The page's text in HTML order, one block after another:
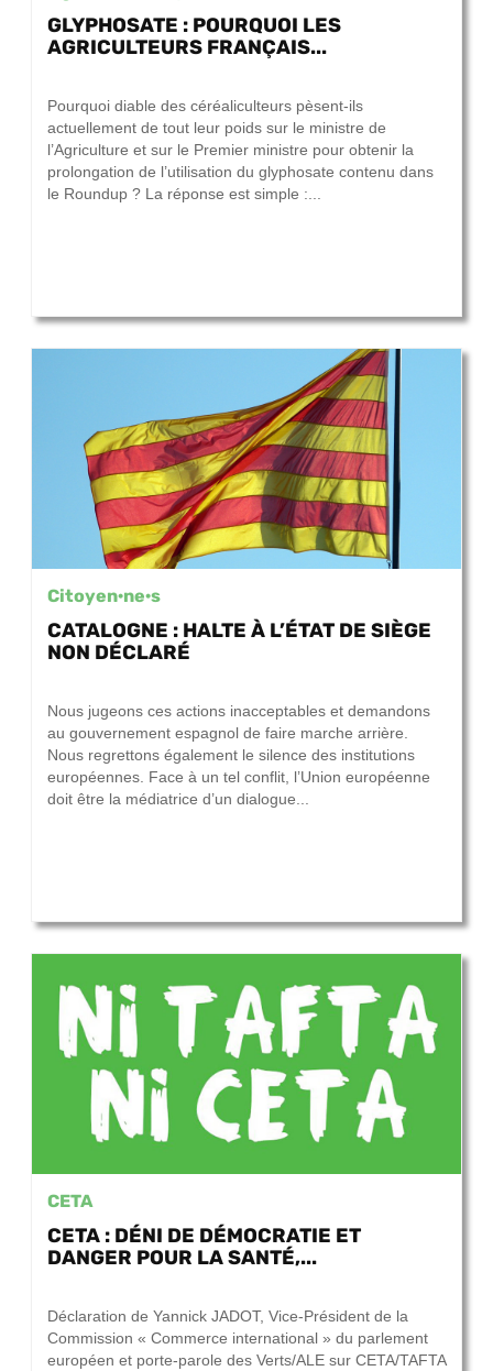
GLYPHOSATE : POURQUOI LES
AGRICULTEURS FRANÇAIS...
Pourquoi diable des céréaliculteurs pèsent-ils
actuellement de tout leur poids sur le ministre de
l’Agriculture et sur le Premier ministre pour obtenir la
prolongation de l’utilisation du glyphosate contenu dans
le Roundup ? La réponse est simple :...
Citoyen·ne·s
CATALOGNE : HALTE À L’ÉTAT DE SIÈGE
NON DÉCLARÉ
Nous jugeons ces actions inacceptables et demandons
au gouvernement espagnol de faire marche arrière.
Nous regrettons également le silence des institutions
européennes. Face à un tel conflit, l’Union européenne
doit être la médiatrice d’un dialogue...
CETA
CETA : DÉNI DE DÉMOCRATIE ET
DANGER POUR LA SANTÉ,...
Déclaration de Yannick JADOT, Vice-Président de la
Commission « Commerce international » du parlement
européen et porte-parole des Verts/ALE sur CETA/TAFTA